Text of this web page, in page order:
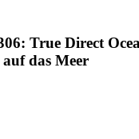
True Direct
das Meer